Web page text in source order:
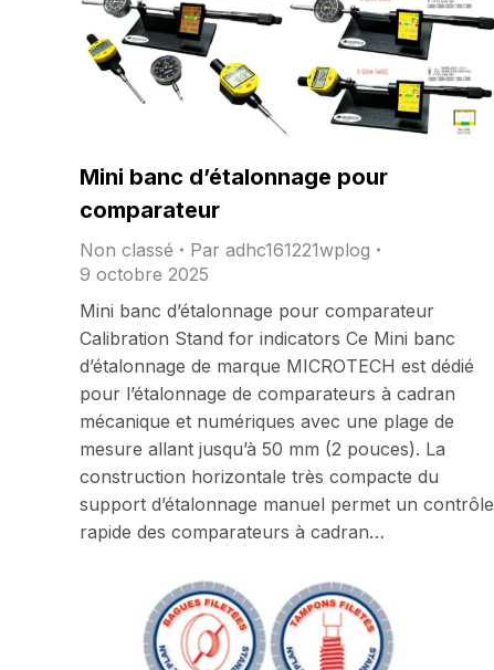
Mini banc d’étalonnage pour
comparateur
Non classé Par adhc161221wplog
9 octobre 2025
Mini banc d’étalonnage pour comparateur
Calibration Stand for indicators Ce Mini banc
d’étalonnage de marque MICROTECH est dédié
pour l’étalonnage de comparateurs à cadran
mécanique et numériques avec une plage de
mesure allant jusqu’à 50 mm (2 pouces). La
construction horizontale très compacte du
support d’étalonnage manuel permet un contrôle
rapide des comparateurs à cadran…